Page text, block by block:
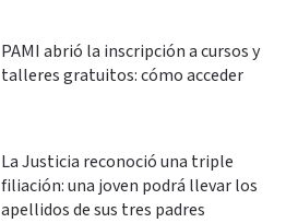
PAMI abrió la inscripción a cursos y
talleres gratuitos: cómo acceder
La Justicia reconoció una triple
filiación: una joven podrá llevar los
apellidos de sus tres padres